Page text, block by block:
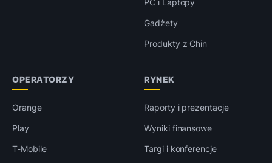
PC i Laptopy
Gadżety
Produkty z Chin
OPERATORZY
Orange
Play
T-Mobile
RYNEK
Raporty i prezentacje
Wyniki finansowe
Targi i konferencje